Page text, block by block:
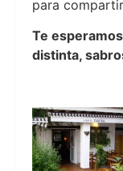
para
Te
distinta,